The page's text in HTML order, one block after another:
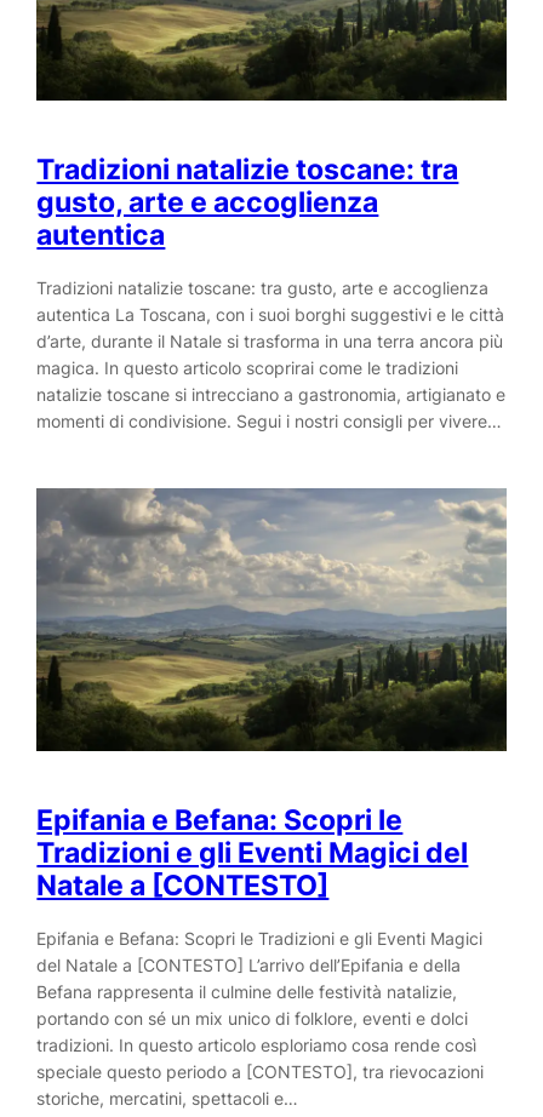
Tradizioni natalizie toscane: tra
gusto, arte e accoglienza
autentica
Tradizioni natalizie toscane: tra gusto, arte e accoglienza
autentica La Toscana, con i suoi borghi suggestivi e le città
d’arte, durante il Natale si trasforma in una terra ancora più
magica. In questo articolo scoprirai come le tradizioni
natalizie toscane si intrecciano a gastronomia, artigianato e
momenti di condivisione. Segui i nostri consigli per vivere…
Epifania e Befana: Scopri le
Tradizioni e gli Eventi Magici del
Natale a [CONTESTO]
Epifania e Befana: Scopri le Tradizioni e gli Eventi Magici
del Natale a [CONTESTO] L’arrivo dell’Epifania e della
Befana rappresenta il culmine delle festività natalizie,
portando con sé un mix unico di folklore, eventi e dolci
tradizioni. In questo articolo esploriamo cosa rende così
speciale questo periodo a [CONTESTO], tra rievocazioni
storiche, mercatini, spettacoli e…